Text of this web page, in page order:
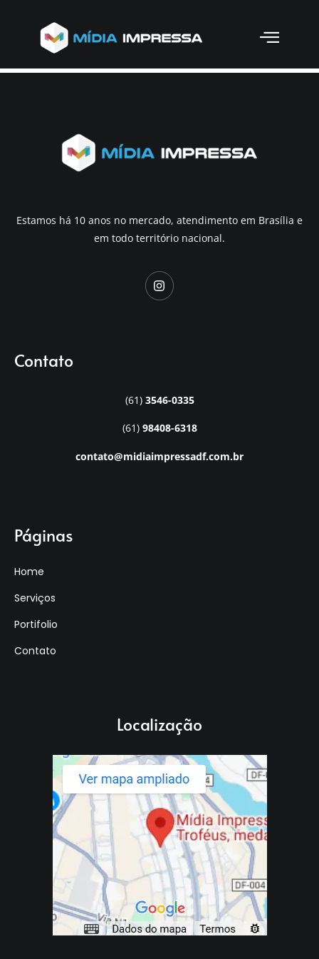
Troféu e Medalhas
Estamos há 10 anos no mercado, atendimento em Brasília e
em todo território nacional.
Contato
(61)3546-0335
(61)98408-6318
contato@midiaimpressadf.com.br
Páginas
Home
Serviços
Portifolio
Contato
Localização